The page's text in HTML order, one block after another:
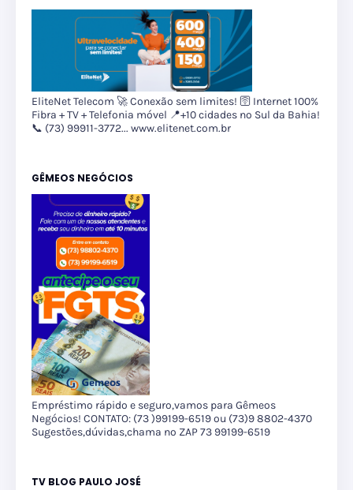
EliteNet Telecom 🚀 Conexão sem limites! 🛜 Internet 100%
Fibra + TV + Telefonia móvel 📍+10 cidades no Sul da Bahia!
📞 (73) 99911-3772... www.elitenet.com.br
GÊMEOS NEGÓCIOS
Empréstimo rápido e seguro,vamos para Gêmeos
Negócios! CONTATO: (73 )99199-6519 ou (73)9 8802-4370
Sugestões,dúvidas,chama no ZAP 73 99199-6519
TV BLOG PAULO JOSÉ